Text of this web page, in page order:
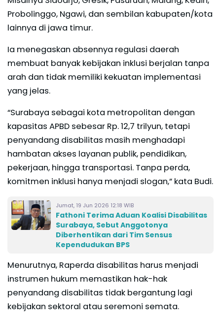
Probolinggo, Ngawi, dan sembilan kabupaten/kota
lainnya di jawa timur.
Ia menegaskan absennya regulasi daerah
membuat banyak kebijakan inklusi berjalan tanpa
arah dan tidak memiliki kekuatan implementasi
yang jelas.
“Surabaya sebagai kota metropolitan dengan
kapasitas APBD sebesar Rp. 12,7 trilyun, tetapi
penyandang disabilitas masih menghadapi
hambatan akses layanan publik, pendidikan,
pekerjaan, hingga transportasi. Tanpa perda,
komitmen inklusi hanya menjadi slogan,” kata Budi.
Jumat, 19 Jun 2026 12:18 WIB
Fathoni Terima Aduan Koalisi Disabilitas
Surabaya, Sebut Anggotonya
Diberhentikan dari Tim Sensus
Kependudukan BPS
Menurutnya, Raperda disabilitas harus menjadi
instrumen hukum memastikan hak-hak
penyandang disabilitas tidak bergantung lagi
kebijakan sektoral atau seremoni semata.